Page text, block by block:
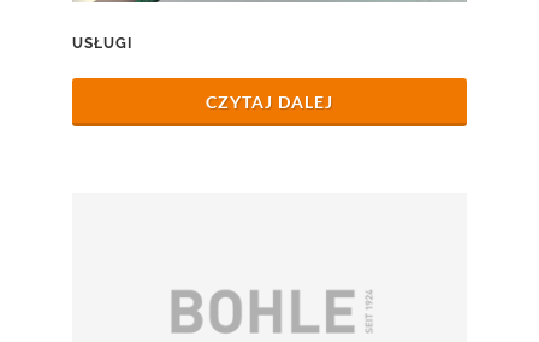
USŁUGI
CZYTAJ DALEJ